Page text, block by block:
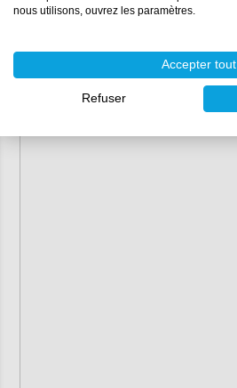
nous utilisons, ouvrez les paramètres.
Accepter tout
Refuser